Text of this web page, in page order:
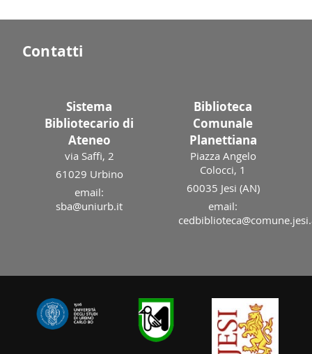
Contatti
Sistema
Bibliotecario di
Ateneo
via Saffi, 2
61029 Urbino
email:
sba@uniurb.it
Biblioteca
Comunale
Planettiana
Piazza Angelo
Colocci, 1
60035 Jesi (AN)
email: